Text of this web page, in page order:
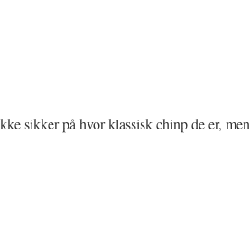
sikker på hvor klassisk chinp de er, men